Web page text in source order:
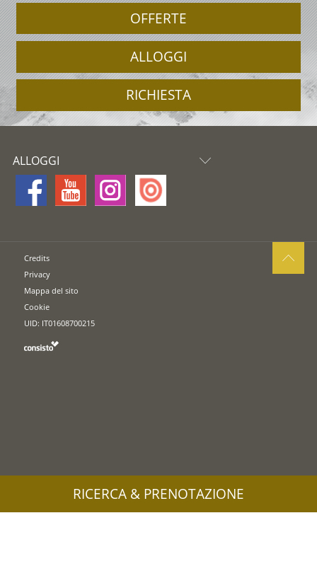
OFFERTE
ALLOGGI
RICHIESTA
ALLOGGI
Credits
Privacy
Mappa del sito
Cookie
UID: IT01608700215
RICERCA & PRENOTAZIONE